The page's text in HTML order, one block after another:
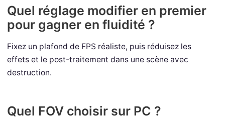
Quel réglage modifier en premier
pour gagner en fluidité ?
Fixez un plafond de FPS réaliste, puis réduisez les
effets et le post-traitement dans une scène avec
destruction.
Quel FOV choisir sur PC ?